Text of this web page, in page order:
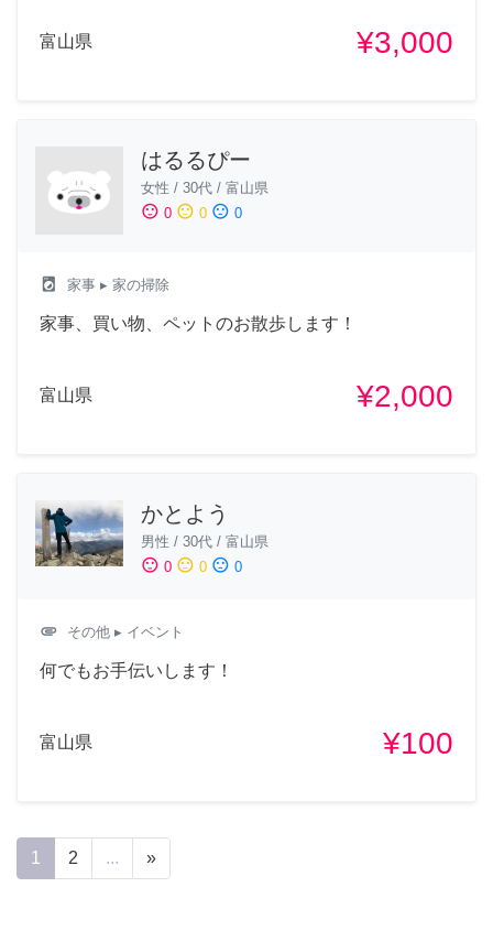
富山県 ¥3,000
はるるぴー
女性 / 30代 / 富山県
sentiment_satisfied 0 sentiment_neutral 0 sentiment_dissatisfied 0
local_laundry_service 家事 ▸ 家の掃除
家事、買い物、ペットのお散歩します！
富山県 ¥2,000
かとよう
男性 / 30代 / 富山県
sentiment_satisfied 0 sentiment_neutral 0 sentiment_dissatisfied 0
attachment その他 ▸ イベント
何でもお手伝いします！
富山県 ¥100
1 2 ... »